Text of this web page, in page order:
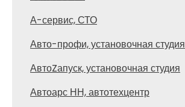
А-сервис, СТО
Авто-профи, установочная студия
АвтоZапуск, установочная студия
Автоарс НН, автотехцентр